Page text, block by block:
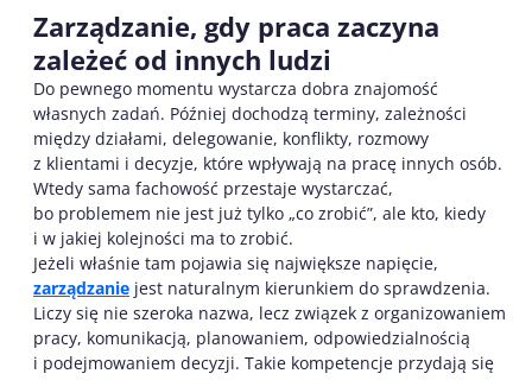
Zarządzanie, gdy praca zaczyna
zależeć od innych ludzi
Do pewnego momentu wystarcza dobra znajomość
własnych zadań. Później dochodzą terminy, zależności
między działami, delegowanie, konflikty, rozmowy
z klientami i decyzje, które wpływają na pracę innych osób.
Wtedy sama fachowość przestaje wystarczać,
bo problemem nie jest już tylko „co zrobić”, ale kto, kiedy
i w jakiej kolejności ma to zrobić.
Jeżeli właśnie tam pojawia się największe napięcie,
zarządzanie jest naturalnym kierunkiem do sprawdzenia.
Liczy się nie szeroka nazwa, lecz związek z organizowaniem
pracy, komunikacją, planowaniem, odpowiedzialnością
i podejmowaniem decyzji. Takie kompetencje przydają się